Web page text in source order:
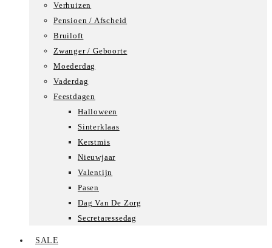
Verhuizen
Pensioen / Afscheid
Bruiloft
Zwanger / Geboorte
Moederdag
Vaderdag
Feestdagen
Halloween
Sinterklaas
Kerstmis
Nieuwjaar
Valentijn
Pasen
Dag Van De Zorg
Secretaressedag
SALE